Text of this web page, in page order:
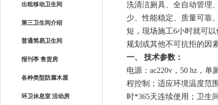
出租移动卫生间
第三卫生间介绍
普通简易卫生间
报刊亭 售货房
各种类型防腐木屋
环卫休息室 活动房
洗清洁厕具、全自动管理
少、性能稳定、质量可靠
短，现场施工6小时就可
规划或其他不可抗拒的因
一、 技术参数：
电源： ac220v ， 50 hz ，单
程控制；适应环境温度范
时*365天连续使用；卫生